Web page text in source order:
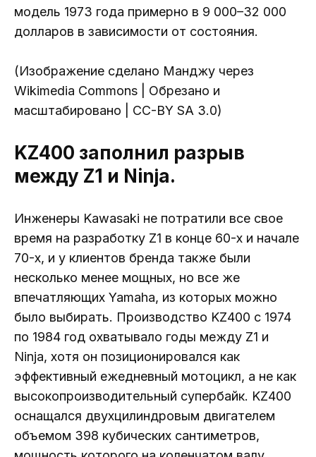
модель 1973 года примерно в 9 000–32 000
долларов в зависимости от состояния.
(Изображение сделано Манджу через
Wikimedia Commons | Обрезано и
масштабировано | CC-BY SA 3.0)
KZ400 заполнил разрыв
между Z1 и Ninja.
Инженеры Kawasaki не потратили все свое
время на разработку Z1 в конце 60-х и начале
70-х, и у клиентов бренда также были
несколько менее мощных, но все же
впечатляющих Yamaha, из которых можно
было выбирать. Производство KZ400 с 1974
по 1984 год охватывало годы между Z1 и
Ninja, хотя он позиционировался как
эффективный ежедневный мотоцикл, а не как
высокопроизводительный супербайк. KZ400
оснащался двухцилиндровым двигателем
объемом 398 кубических сантиметров,